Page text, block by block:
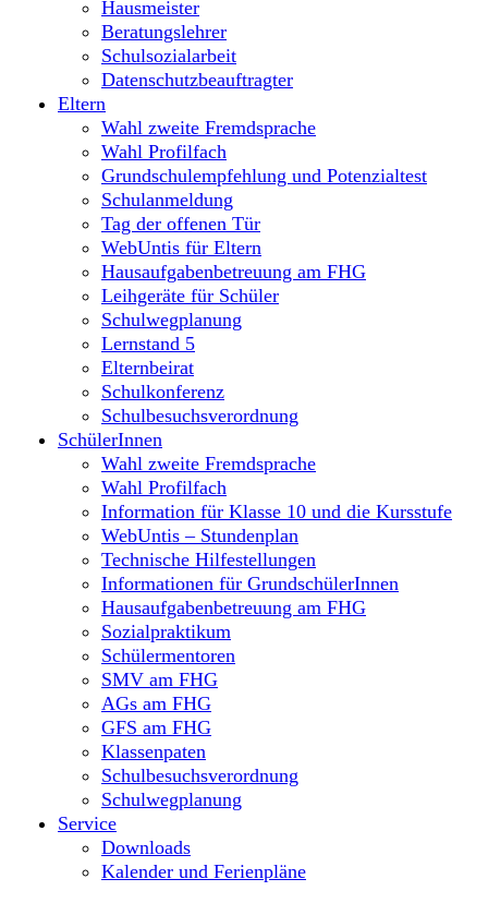
Hausmeister
Beratungslehrer
Schulsozialarbeit
Datenschutzbeauftragter
Eltern
Wahl zweite Fremdsprache
Wahl Profilfach
Grundschulempfehlung und Potenzialtest
Schulanmeldung
Tag der offenen Tür
WebUntis für Eltern
Hausaufgabenbetreuung am FHG
Leihgeräte für Schüler
Schulwegplanung
Lernstand 5
Elternbeirat
Schulkonferenz
Schulbesuchsverordnung
SchülerInnen
Wahl zweite Fremdsprache
Wahl Profilfach
Information für Klasse 10 und die Kursstufe
WebUntis – Stundenplan
Technische Hilfestellungen
Informationen für GrundschülerInnen
Hausaufgabenbetreuung am FHG
Sozialpraktikum
Schülermentoren
SMV am FHG
AGs am FHG
GFS am FHG
Klassenpaten
Schulbesuchsverordnung
Schulwegplanung
Service
Downloads
Kalender und Ferienpläne